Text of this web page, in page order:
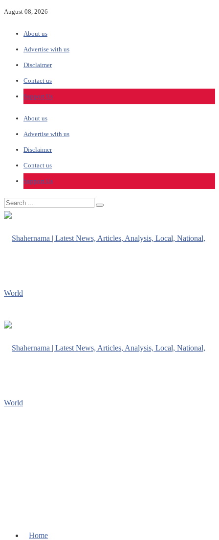
August 08, 2026
About us
Advertise with us
Disclaimer
Contact us
Support Us
About us
Advertise with us
Disclaimer
Contact us
Support Us
Home